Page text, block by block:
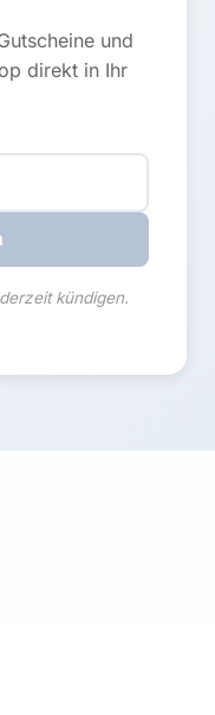
und
direkt in Ihr
kündigen.